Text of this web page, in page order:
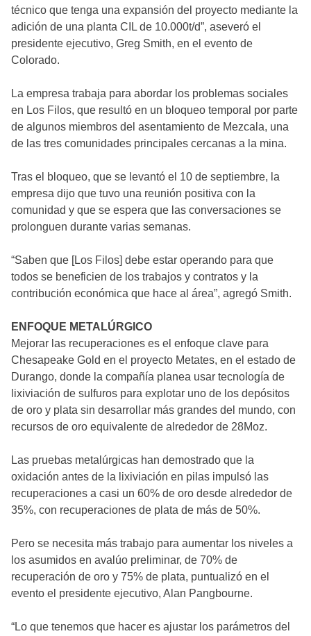
técnico que tenga una expansión del proyecto mediante la
adición de una planta CIL de 10.000t/d”, aseveró el
presidente ejecutivo, Greg Smith, en el evento de
Colorado.
La empresa trabaja para abordar los problemas sociales
en Los Filos, que resultó en un bloqueo temporal por parte
de algunos miembros del asentamiento de Mezcala, una
de las tres comunidades principales cercanas a la mina.
Tras el bloqueo, que se levantó el 10 de septiembre, la
empresa dijo que tuvo una reunión positiva con la
comunidad y que se espera que las conversaciones se
prolonguen durante varias semanas.
“Saben que [Los Filos] debe estar operando para que
todos se beneficien de los trabajos y contratos y la
contribución económica que hace al área”, agregó Smith.
ENFOQUE METALÚRGICO
Mejorar las recuperaciones es el enfoque clave para
Chesapeake Gold en el proyecto Metates, en el estado de
Durango, donde la compañía planea usar tecnología de
lixiviación de sulfuros para explotar uno de los depósitos
de oro y plata sin desarrollar más grandes del mundo, con
recursos de oro equivalente de alrededor de 28Moz.
Las pruebas metalúrgicas han demostrado que la
oxidación antes de la lixiviación en pilas impulsó las
recuperaciones a casi un 60% de oro desde alrededor de
35%, con recuperaciones de plata de más de 50%.
Pero se necesita más trabajo para aumentar los niveles a
los asumidos en avalúo preliminar, de 70% de
recuperación de oro y 75% de plata, puntualizó en el
evento el presidente ejecutivo, Alan Pangbourne.
“Lo que tenemos que hacer es ajustar los parámetros del